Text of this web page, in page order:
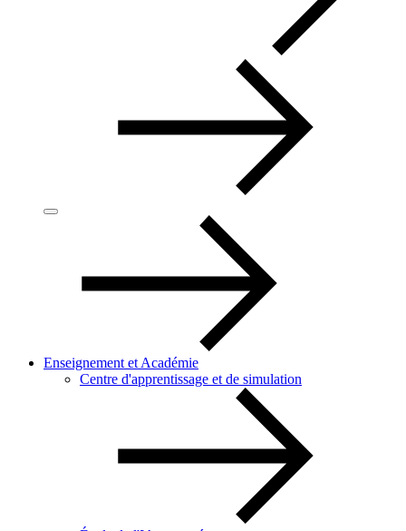
Enseignement et Académie
Centre d'apprentissage et de simulation